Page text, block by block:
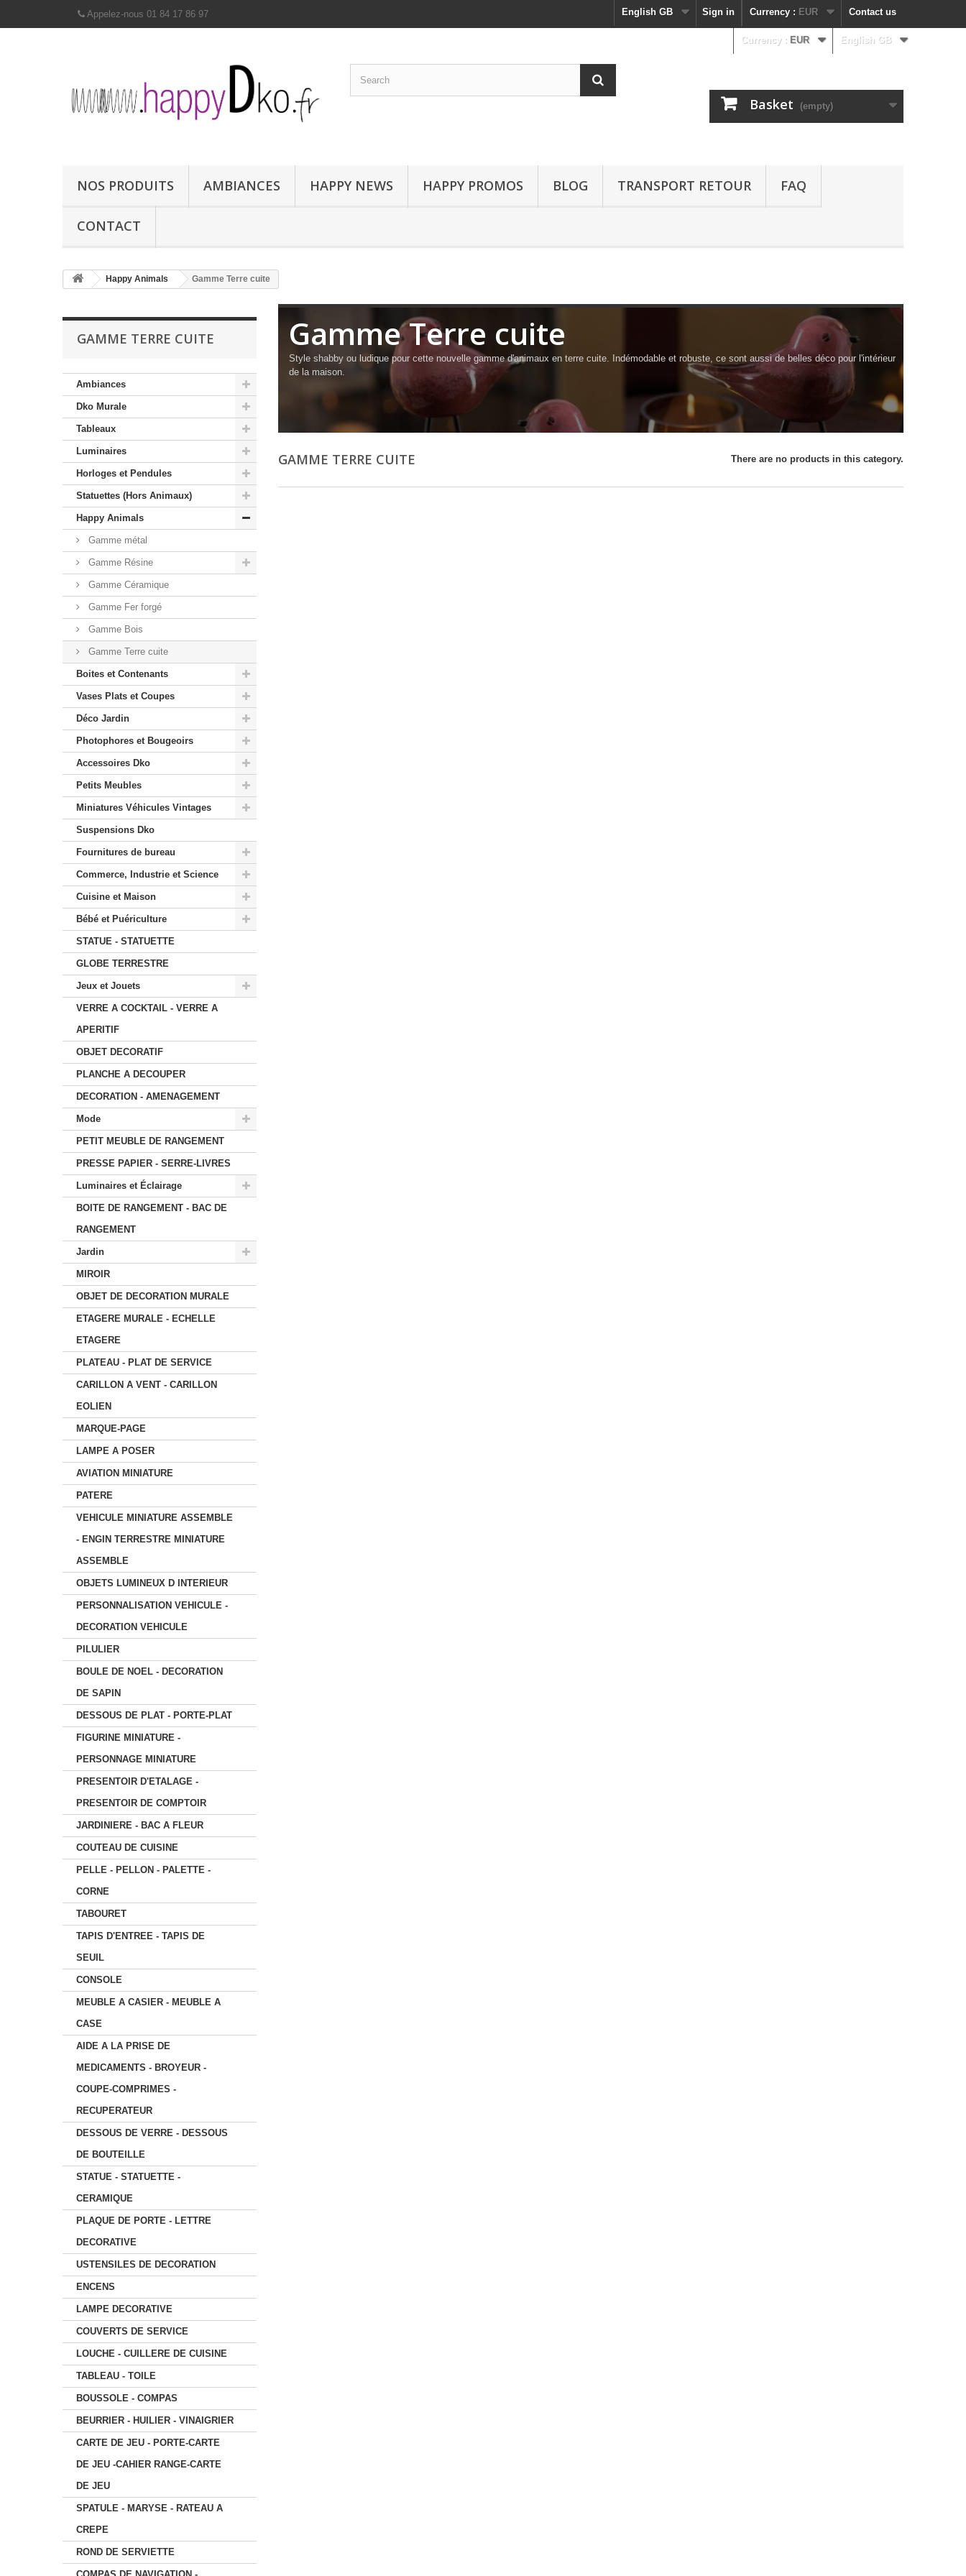
Contact us
Currency : EUR
Appelez-nous 01 84 17 86 97 Sign in
English GB
English GB
Currency : EUR
Basket (empty)
NOS PRODUITS AMBIANCES HAPPY NEWS HAPPY PROMOS BLOG TRANSPORT RETOUR FAQ
CONTACT
Happy Animals Gamme Terre cuite
GAMME TERRE CUITE
Ambiances
Dko Murale
Tableaux
Luminaires
Horloges et Pendules
Statuettes (Hors Animaux)
Happy Animals
Gamme métal
Gamme Résine
Gamme Céramique
Gamme Fer forgé
Gamme Bois
Gamme Terre cuite
Boites et Contenants
Vases Plats et Coupes
Déco Jardin
Photophores et Bougeoirs
Accessoires Dko
Petits Meubles
Miniatures Véhicules Vintages
Suspensions Dko
Fournitures de bureau
Commerce, Industrie et Science
Cuisine et Maison
Bébé et Puériculture
STATUE - STATUETTE
GLOBE TERRESTRE
Jeux et Jouets
VERRE A COCKTAIL - VERRE A
APERITIF
OBJET DECORATIF
PLANCHE A DECOUPER
DECORATION - AMENAGEMENT
Mode
PETIT MEUBLE DE RANGEMENT
PRESSE PAPIER - SERRE-LIVRES
Luminaires et Éclairage
BOITE DE RANGEMENT - BAC DE
RANGEMENT
Jardin
MIROIR
OBJET DE DECORATION MURALE
ETAGERE MURALE - ECHELLE
ETAGERE
PLATEAU - PLAT DE SERVICE
CARILLON A VENT - CARILLON
EOLIEN
MARQUE-PAGE
LAMPE A POSER
AVIATION MINIATURE
PATERE
VEHICULE MINIATURE ASSEMBLE
- ENGIN TERRESTRE MINIATURE
ASSEMBLE
OBJETS LUMINEUX D INTERIEUR
PERSONNALISATION VEHICULE -
DECORATION VEHICULE
PILULIER
BOULE DE NOEL - DECORATION
DE SAPIN
DESSOUS DE PLAT - PORTE-PLAT
FIGURINE MINIATURE -
PERSONNAGE MINIATURE
PRESENTOIR D'ETALAGE -
PRESENTOIR DE COMPTOIR
JARDINIERE - BAC A FLEUR
COUTEAU DE CUISINE
PELLE - PELLON - PALETTE -
CORNE
TABOURET
TAPIS D'ENTREE - TAPIS DE
SEUIL
CONSOLE
MEUBLE A CASIER - MEUBLE A
CASE
AIDE A LA PRISE DE
MEDICAMENTS - BROYEUR -
COUPE-COMPRIMES -
RECUPERATEUR
DESSOUS DE VERRE - DESSOUS
DE BOUTEILLE
STATUE - STATUETTE -
CERAMIQUE
PLAQUE DE PORTE - LETTRE
DECORATIVE
USTENSILES DE DECORATION
ENCENS
LAMPE DECORATIVE
COUVERTS DE SERVICE
LOUCHE - CUILLERE DE CUISINE
TABLEAU - TOILE
BOUSSOLE - COMPAS
BEURRIER - HUILIER - VINAIGRIER
CARTE DE JEU - PORTE-CARTE
DE JEU -CAHIER RANGE-CARTE
DE JEU
SPATULE - MARYSE - RATEAU A
CREPE
ROND DE SERVIETTE
Gamme Terre cuite
Style shabby ou ludique pour cette nouvelle gamme d'animaux en terre cuite. Indémodable et robuste, ce sont aussi de belles déco pour l'intérieur
de la maison.
GAMME TERRE CUITE There are no products in this category.